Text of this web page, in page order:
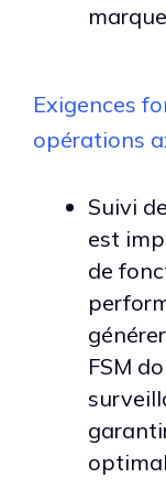
Exigences
opérations
Suivi
est
de
FSM